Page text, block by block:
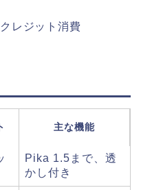
レジット消費
主な機能
Pika 1.5まで、透
かし付き